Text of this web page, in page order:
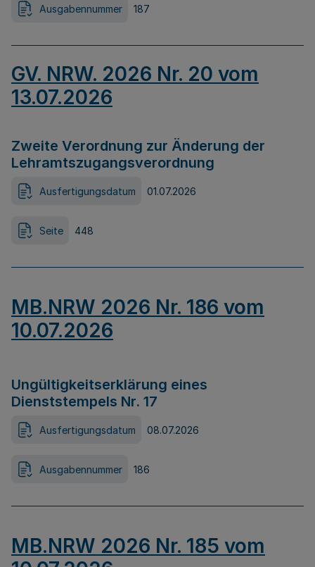
Ausgabennummer 187
GV. NRW. 2026 Nr. 20 vom
13.07.2026
Zweite Verordnung zur Änderung der
Lehramtszugangsverordnung
Ausfertigungsdatum 01.07.2026
Seite 448
MB.NRW 2026 Nr. 186 vom
10.07.2026
Ungültigkeitserklärung eines
Dienststempels Nr. 17
Ausfertigungsdatum 08.07.2026
Ausgabennummer 186
MB.NRW 2026 Nr. 185 vom